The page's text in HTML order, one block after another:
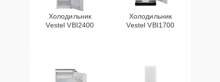
Холодильник
Vestel VBI2400
Холодильник
Vestel VBI1700